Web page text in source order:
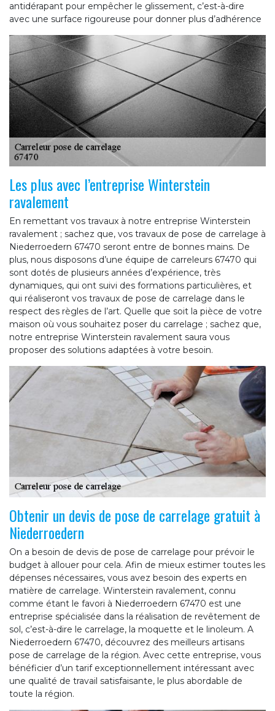
antidérapant pour empêcher le glissement, c’est-à-dire
avec une surface rigoureuse pour donner plus d’adhérence
Les plus avec l’entreprise Winterstein
ravalement
En remettant vos travaux à notre entreprise Winterstein
ravalement ; sachez que, vos travaux de pose de carrelage à
Niederroedern 67470 seront entre de bonnes mains. De
plus, nous disposons d’une équipe de carreleurs 67470 qui
sont dotés de plusieurs années d’expérience, très
dynamiques, qui ont suivi des formations particulières, et
qui réaliseront vos travaux de pose de carrelage dans le
respect des règles de l’art. Quelle que soit la pièce de votre
maison où vous souhaitez poser du carrelage ; sachez que,
notre entreprise Winterstein ravalement saura vous
proposer des solutions adaptées à votre besoin.
Obtenir un devis de pose de carrelage gratuit à
Niederroedern
On a besoin de devis de pose de carrelage pour prévoir le
budget à allouer pour cela. Afin de mieux estimer toutes les
dépenses nécessaires, vous avez besoin des experts en
matière de carrelage. Winterstein ravalement, connu
comme étant le favori à Niederroedern 67470 est une
entreprise spécialisée dans la réalisation de revêtement de
sol, c’est-à-dire le carrelage, la moquette et le linoleum. A
Niederroedern 67470, découvrez des meilleurs artisans
pose de carrelage de la région. Avec cette entreprise, vous
bénéficier d’un tarif exceptionnellement intéressant avec
une qualité de travail satisfaisante, le plus abordable de
toute la région.